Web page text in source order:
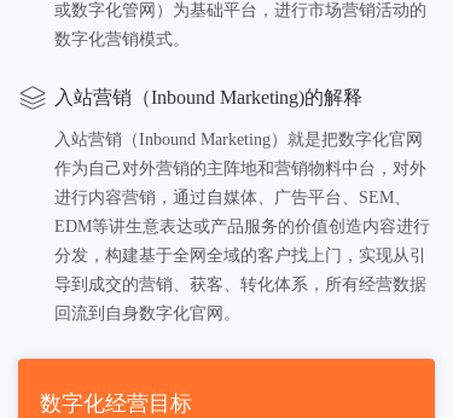
或数字化管网）为基础平台，进行市场营销活动的
数字化营销模式。
入站营销（Inbound Marketing)的解释
入站营销（Inbound Marketing）就是把数字化官网
作为自己对外营销的主阵地和营销物料中台，对外
进行内容营销，通过自媒体、广告平台、SEM、
EDM等讲生意表达或产品服务的价值创造内容进行
分发，构建基于全网全域的客户找上门，实现从引
导到成交的营销、获客、转化体系，所有经营数据
回流到自身数字化官网。
数字化经营目标